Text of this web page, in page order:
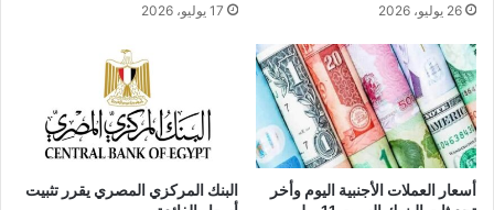
26 يوليو، 2026 17 يوليو، 2026
أسعار العملات الأجنبية اليوم وأخر
البنك المركزي المصري يقرر تثبيت